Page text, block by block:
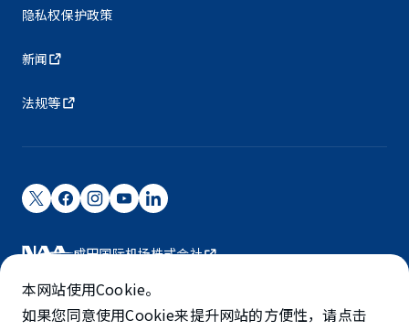
隐私权保护政策
新闻
法规等
成田国际机场株式会社
成田国际机场由NAA运营。
©NARITA INTERNATIONAL AIRPORT CORPORATION
本网站使用Cookie。
如果您同意使用Cookie来提升网站的方便性，请点击